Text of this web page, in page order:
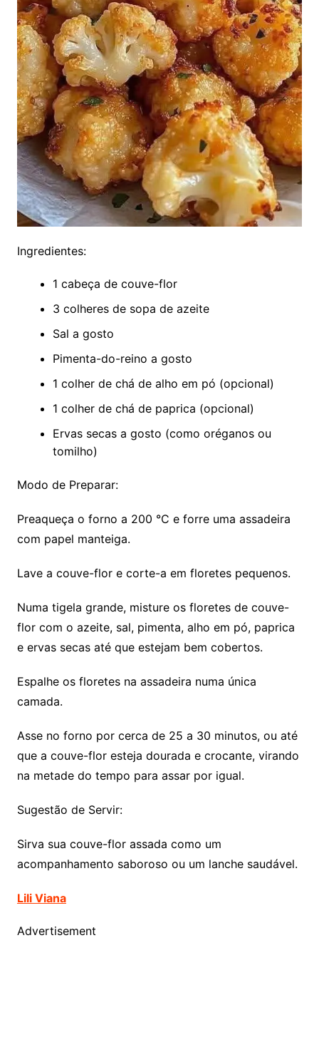
Ingredientes:
1 cabeça de couve-flor
3 colheres de sopa de azeite
Sal a gosto
Pimenta-do-reino a gosto
1 colher de chá de alho em pó (opcional)
1 colher de chá de paprica (opcional)
Ervas secas a gosto (como oréganos ou
tomilho)
Modo de Preparar:
Preaqueça o forno a 200 °C e forre uma assadeira
com papel manteiga.
Lave a couve-flor e corte-a em floretes pequenos.
Numa tigela grande, misture os floretes de couve-
flor com o azeite, sal, pimenta, alho em pó, paprica
e ervas secas até que estejam bem cobertos.
Espalhe os floretes na assadeira numa única
camada.
Asse no forno por cerca de 25 a 30 minutos, ou até
que a couve-flor esteja dourada e crocante, virando
na metade do tempo para assar por igual.
Sugestão de Servir:
Sirva sua couve-flor assada como um
acompanhamento saboroso ou um lanche saudável.
Lili Viana
Advertisement